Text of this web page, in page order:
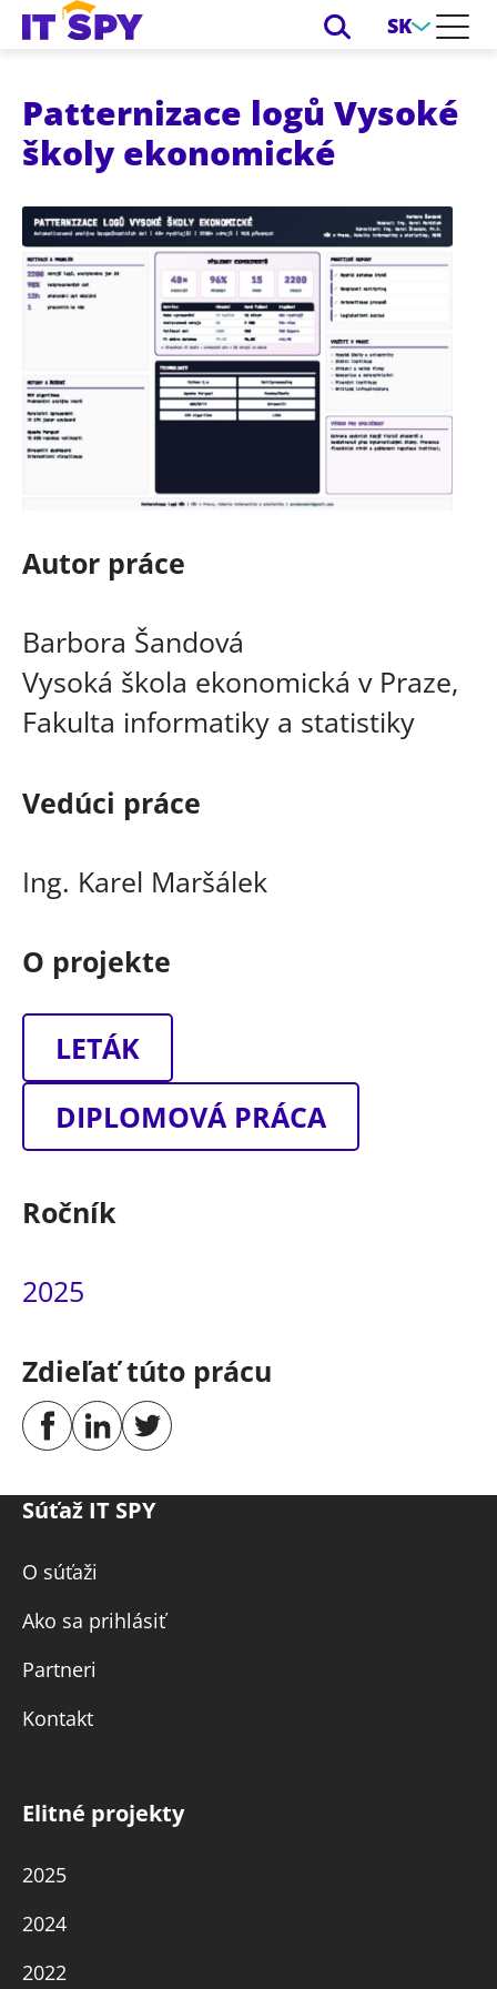
SK
Patternizace logů Vysoké
školy ekonomické
Autor práce
Barbora Šandová
Vysoká škola ekonomická v Praze,
Fakulta informatiky a statistiky
Vedúci práce
Ing. Karel Maršálek
O projekte
LETÁK
DIPLOMOVÁ PRÁCA
Ročník
2025
Zdieľať túto prácu
Súťaž IT SPY
O súťaži
Ako sa prihlásiť
Partneri
Kontakt
Elitné projekty
2025
2024
2022